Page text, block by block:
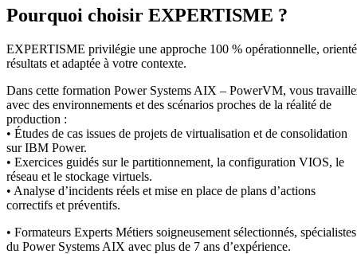
Pourquoi choisir EXPERTISME ?
EXPERTISME privilégie une approche 100 % opérationnelle,
résultats et adaptée à votre contexte.
Dans cette formation Power Systems AIX – PowerVM, vous
avec des environnements et des scénarios proches de la réalité de
production :
• Études de cas issues de projets de virtualisation et de consolidation
sur IBM Power.
• Exercices guidés sur le partitionnement, la configuration VIOS, le
réseau et le stockage virtuels.
• Analyse d’incidents réels et mise en place de plans d’actions
correctifs et préventifs.
• Formateurs Experts Métiers soigneusement sélectionnés, spécialistes
du Power Systems AIX avec plus de 7 ans d’expérience.